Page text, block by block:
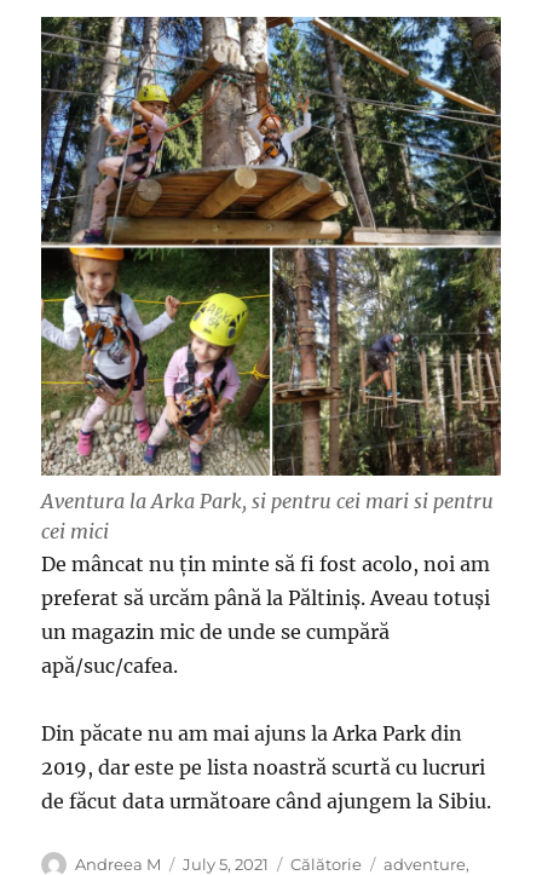
Aventura la Arka Park, si pentru cei mari si pentru
cei mici
De mâncat nu țin minte să fi fost acolo, noi am
preferat să urcăm până la Păltiniș. Aveau totuși
un magazin mic de unde se cumpără
apă/suc/cafea.
Din păcate nu am mai ajuns la Arka Park din
2019, dar este pe lista noastră scurtă cu lucruri
de făcut data următoare când ajungem la Sibiu.
Author
Andreea M
Posted
July 5, 2021 Categories
Călătorie Tags
adventure,